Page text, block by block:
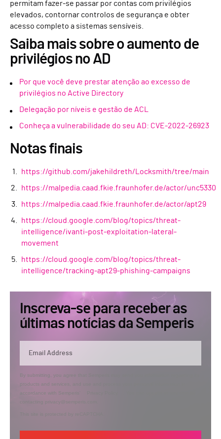
permitam fazer-se passar por contas com privilégios
elevados, contornar controlos de segurança e obter
acesso completo a sistemas sensíveis.
Saiba mais sobre o aumento de
privilégios no AD
Por que você deve prestar atenção ao excesso de
privilégios no Active Directory
Delegação por níveis e gestão de ACL
Conheça a vulnerabilidade do seu AD: CVE-2022-26923
Notas finais
https://github.com/jakehildreth/Locksmith/tree/main
https://malpedia.caad.fkie.fraunhofer.de/actor/unc5330
https://malpedia.caad.fkie.fraunhofer.de/actor/apt29
https://cloud.google.com/blog/topics/threat-
intelligence/ivanti-post-exploitation-lateral-
movement
https://cloud.google.com/blog/topics/threat-
intelligence/tracking-apt29-phishing-campaigns
Inscreva-se para receber as
últimas notícias da Semperis
By submitting, you agree that Semperis may send you information regarding its
products and services, and use and process your personal information in
accordance with Semperis’
contacting privacy@semperis.com.
This site is protected by reCAPTCHA.